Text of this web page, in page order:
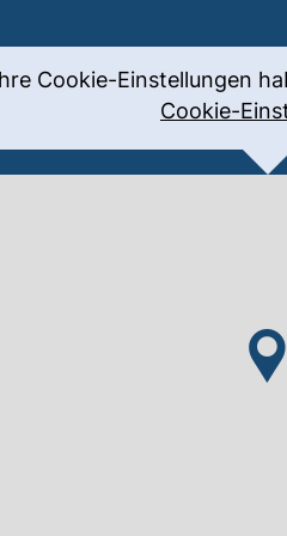
Cookie-Einstellungen
Cookie-